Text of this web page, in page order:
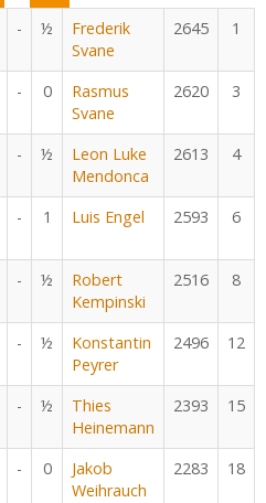
- ½
Frederik
Svane
2645 1
- 0
Rasmus
Svane
2620 3
- ½
Leon Luke
Mendonca
2613 4
- 1 Luis Engel 2593 6
- ½
Robert
Kempinski
2516 8
- ½
Konstantin
Peyrer
2496 12
- ½
Thies
Heinemann
2393 15
- 0
Jakob
Weihrauch
2283 18